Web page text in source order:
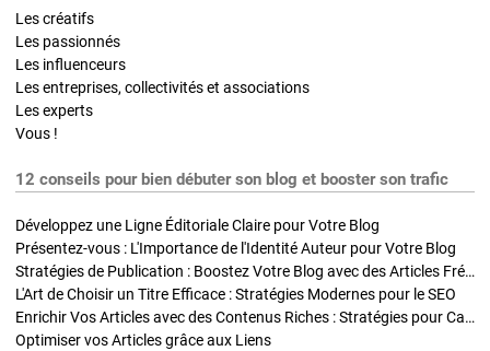
Les créatifs
Les passionnés
Les influenceurs
Les entreprises, collectivités et associations
Les experts
Vous !
12 conseils pour bien débuter son blog et booster son trafic
Développez une Ligne Éditoriale Claire pour Votre Blog
Présentez-vous : L'Importance de l'Identité Auteur pour Votre Blog
Stratégies de Publication : Boostez Votre Blog avec des Articles Fréquents et Exclusifs
L'Art de Choisir un Titre Efficace : Stratégies Modernes pour le SEO
Enrichir Vos Articles avec des Contenus Riches : Stratégies pour Captiver et Optimiser
Optimiser vos Articles grâce aux Liens